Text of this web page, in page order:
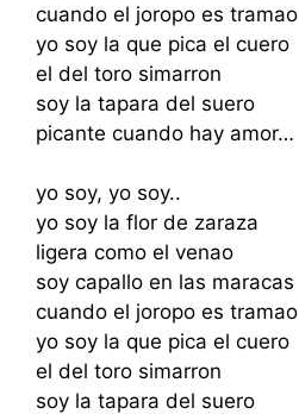
cuando el joropo es tramao
yo soy la que pica el cuero
el del toro simarron
soy la tapara del suero
picante cuando hay amor…
yo soy, yo soy..
yo soy la flor de zaraza
ligera como el venao
soy capallo en las maracas
cuando el joropo es tramao
yo soy la que pica el cuero
el del toro simarron
soy la tapara del suero